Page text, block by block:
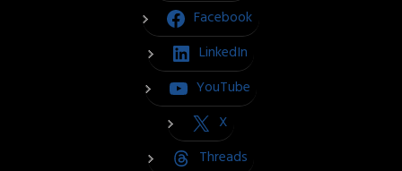
Facebook
LinkedIn
YouTube
X
Threads